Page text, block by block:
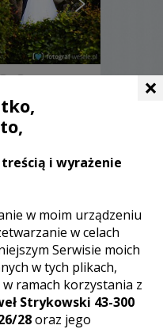
(1 opinia)
w życiu
i doniosła
wspaniałą
zdjęcia ślubne.
osób
×
i wyrażenie
w moim urządzeniu
w celach
Serwisie moich
w tych plikach,
ramach korzystania z
Strykowski 43-300
28oraz jego